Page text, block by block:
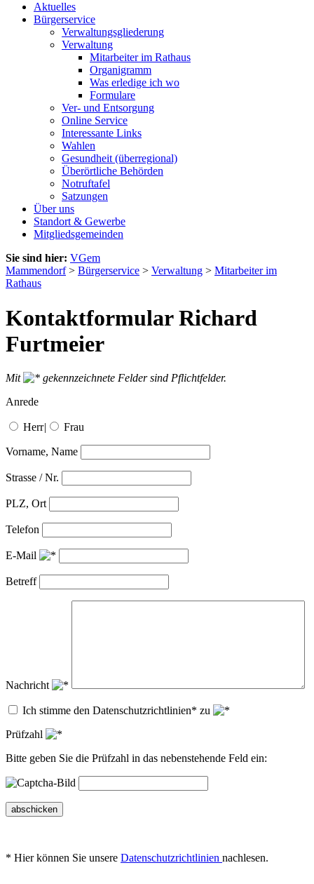
Aktuelles
Bürgerservice
Verwaltungsgliederung
Verwaltung
Mitarbeiter im Rathaus
Organigramm
Was erledige ich wo
Formulare
Ver- und Entsorgung
Online Service
Interessante Links
Wahlen
Gesundheit (überregional)
Überörtliche Behörden
Notruftafel
Satzungen
Über uns
Standort & Gewerbe
Mitgliedsgemeinden
Sie sind hier: VGem
Mammendorf> Bürgerservice > Verwaltung > Mitarbeiter im
Rathaus
Kontaktformular Richard
Furtmeier
Mit
gekennzeichnete Felder sind Pflichtfelder.
Anrede
Herr| Frau
Vorname, Name
Strasse / Nr.
PLZ, Ort
Telefon
E-Mail
Betreff
Nachricht
Ich stimme den Datenschutzrichtlinien* zu
Prüfzahl
Bitte geben Sie die Prüfzahl in das nebenstehende Feld ein:
abschicken
* Hier können Sie unsere Datenschutzrichtlinien nachlesen.